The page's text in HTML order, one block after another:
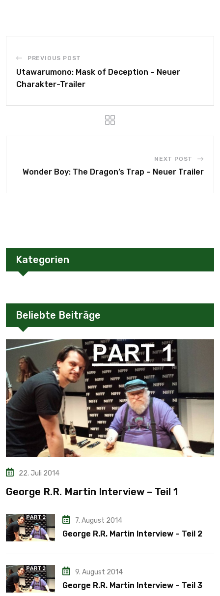
PREVIOUS POST
Utawarumono: Mask of Deception – Neuer
Charakter-Trailer
NEXT POST
Wonder Boy: The Dragon’s Trap – Neuer Trailer
Kategorien
Beliebte Beiträge
22. Juli 2014
George R.R. Martin Interview – Teil 1
7. August 2014
George R.R. Martin Interview – Teil 2
9. August 2014
George R.R. Martin Interview – Teil 3